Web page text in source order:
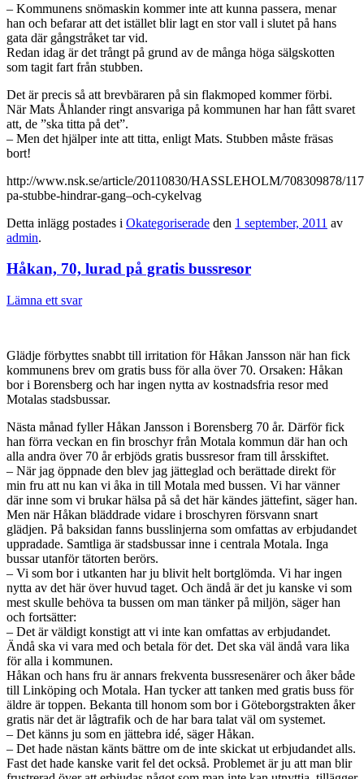
– Kommunens snömaskin kommer inte att kunna passera, menar
han och befarar att det istället blir lagt en stor vall i slutet på hans
gata där gångstråket tar vid.
Redan idag är det trångt på grund av de många höga sälgskotten
som tagit fart från stubben.
Det är precis så att brevbäraren på sin flakmoped kommer förbi.
När Mats Åhlander ringt ansvariga på kommunen har han fått svaret
att, de ”ska titta på det”.
– Men det hjälper inte att titta, enligt Mats. Stubben måste fräsas
bort!
http://www.nsk.se/article/20110830/HASSLEHOLM/708309878/
pa-stubbe-hindrar-gang–och-cykelvag
Detta inlägg postades i Okategoriserade den 1 september, 2011 av
admin.
Håkan, 70, lurad på gratis bussresor
Lämna ett svar
Glädje förbyttes snabbt till irritation för Håkan Jansson när han fick
kommunens brev om gratis buss för alla över 70. Orsaken: Håkan
bor i Borensberg och har ingen nytta av kostnadsfria resor med
Motalas stadsbussar.
Nästa månad fyller Håkan Jansson i Borensberg 70 år. Därför fick
han förra veckan en fin broschyr från Motala kommun där han och
alla andra över 70 år erbjöds gratis bussresor fram till årsskiftet.
– När jag öppnade den blev jag jätteglad och berättade direkt för
min fru att nu kan vi åka in till Motala med bussen. Vi har vänner
där inne som vi brukar hälsa på så det här kändes jättefint, säger han.
Men när Håkan bläddrade vidare i broschyren försvann snart
glädjen. På baksidan fanns busslinjerna som omfattas av erbjudandet
uppradade. Samtliga är stadsbussar inne i centrala Motala. Inga
bussar utanför tätorten berörs.
– Vi som bor i utkanten har ju blivit helt bortglömda. Vi har ingen
nytta av det här över huvud taget. Och ändå är det ju kanske vi som
mest skulle behöva ta bussen om man tänker på miljön, säger han
och fortsätter:
– Det är väldigt konstigt att vi inte kan omfattas av erbjudandet.
Ändå ska vi vara med och betala för det. Det ska väl ändå vara lika
för alla i kommunen.
Håkan och hans fru är annars frekventa bussresenärer och åker både
till Linköping och Motala. Han tycker att tanken med gratis buss för
äldre är toppen. Bekanta till honom som bor i Göteborgstrakten åker
gratis när det är lågtrafik och de har bara talat väl om systemet.
– Det känns ju som en jättebra idé, säger Håkan.
– Det hade nästan känts bättre om de inte skickat ut erbjudandet alls.
Fast det hade kanske varit fel det också. Problemet är ju att man blir